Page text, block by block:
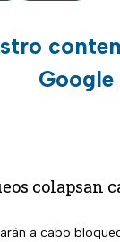
Google
colapsan
a cabo